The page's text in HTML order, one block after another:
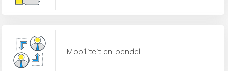
Mobiliteit en pendel